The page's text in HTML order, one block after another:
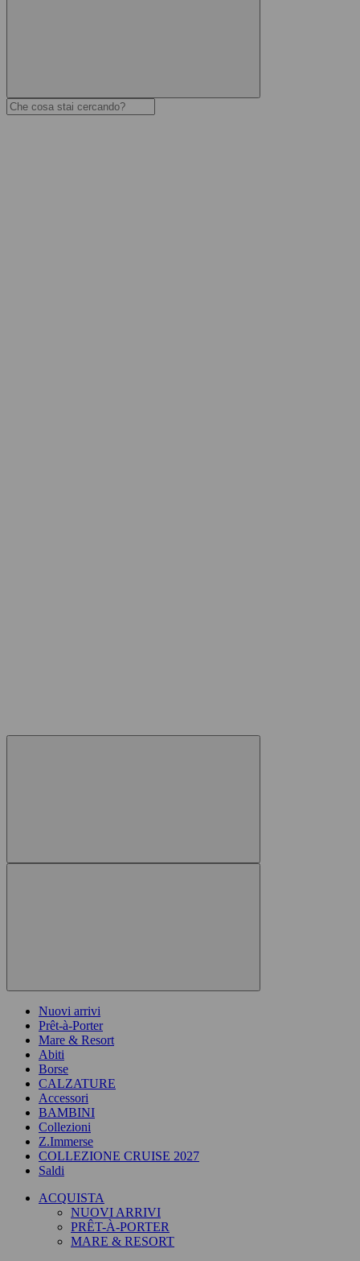
Nuovi arrivi
Prêt-à-Porter
Mare & Resort
Abiti
Borse
CALZATURE
Accessori
BAMBINI
Collezioni
Z.Immerse
COLLEZIONE CRUISE 2027
Saldi
ACQUISTA
NUOVI ARRIVI
PRÊT-À-PORTER
MARE & RESORT